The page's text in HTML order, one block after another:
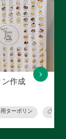
作成
ターポリン